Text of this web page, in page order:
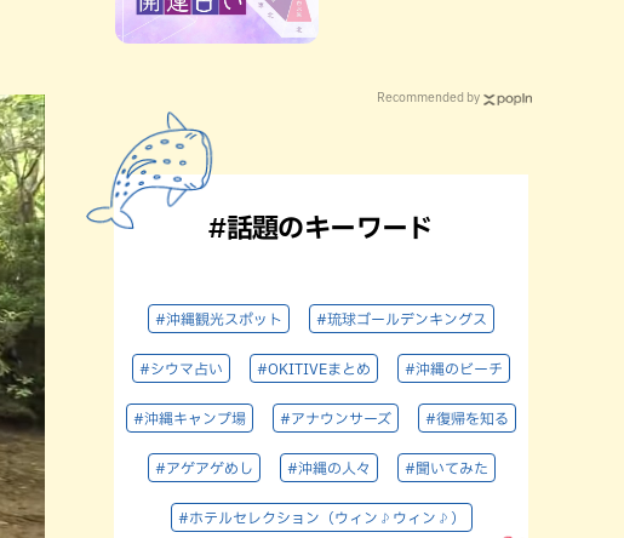
Recommended by
#話題のキーワード
#沖縄観光スポット #琉球ゴールデンキングス
#シウマ占い #OKITIVEまとめ #沖縄のビーチ
#沖縄キャンプ場 #アナウンサーズ #復帰を知る
#アゲアゲめし #沖縄の人々 #聞いてみた
#ホテルセレクション（ウィン♪ウィン♪）